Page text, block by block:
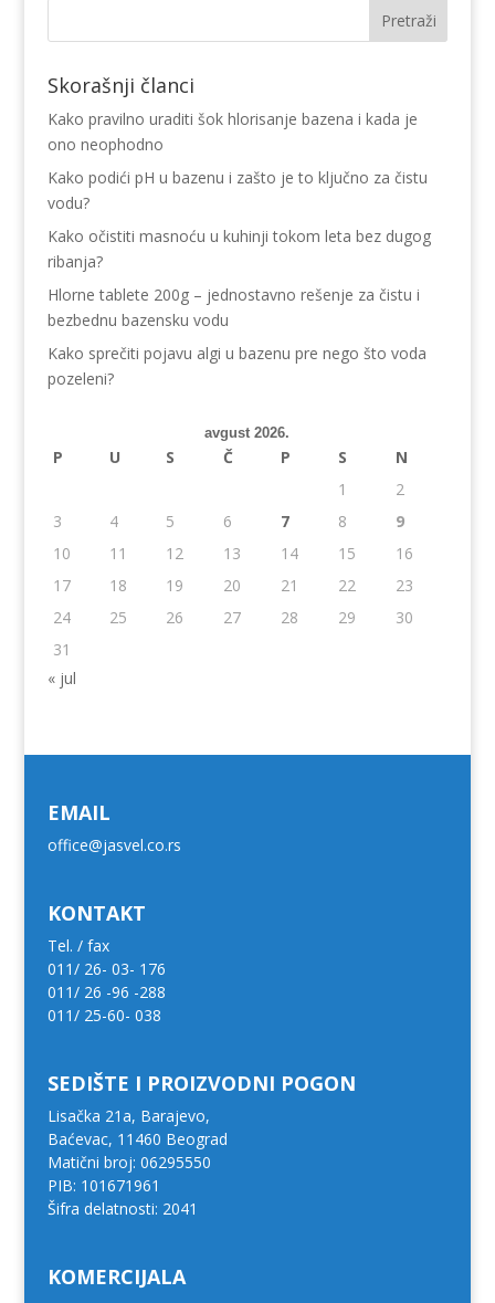
Skorašnji članci
Kako pravilno uraditi šok hlorisanje bazena i kada je
ono neophodno
Kako podići pH u bazenu i zašto je to ključno za čistu
vodu?
Kako očistiti masnoću u kuhinji tokom leta bez dugog
ribanja?
Hlorne tablete 200g – jednostavno rešenje za čistu i
bezbednu bazensku vodu
Kako sprečiti pojavu algi u bazenu pre nego što voda
pozeleni?
avgust 2026.
P U S Č P S
N
1
2
3
4 5 6 7 8
9
10
11 12 13 14 15
16
17
18 19 20 21 22
23
24
25 26 27 28 29
30
31
« jul
EMAIL
office@jasvel.co.rs
KONTAKT
Tel. / fax
011/ 26- 03- 176
011/ 26 -96 -288
011/ 25-60- 038
SEDIŠTE I PROIZVODNI POGON
Lisačka 21a, Barajevo,
Baćevac, 11460 Beograd
Matični broj: 06295550
PIB: 101671961
Šifra delatnosti: 2041
KOMERCIJALA